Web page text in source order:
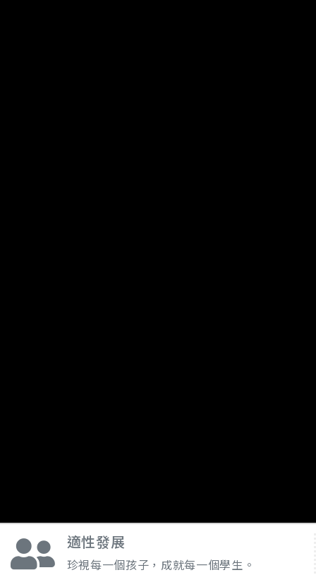
適性發展
珍視每一個孩子，成就每一個學生。